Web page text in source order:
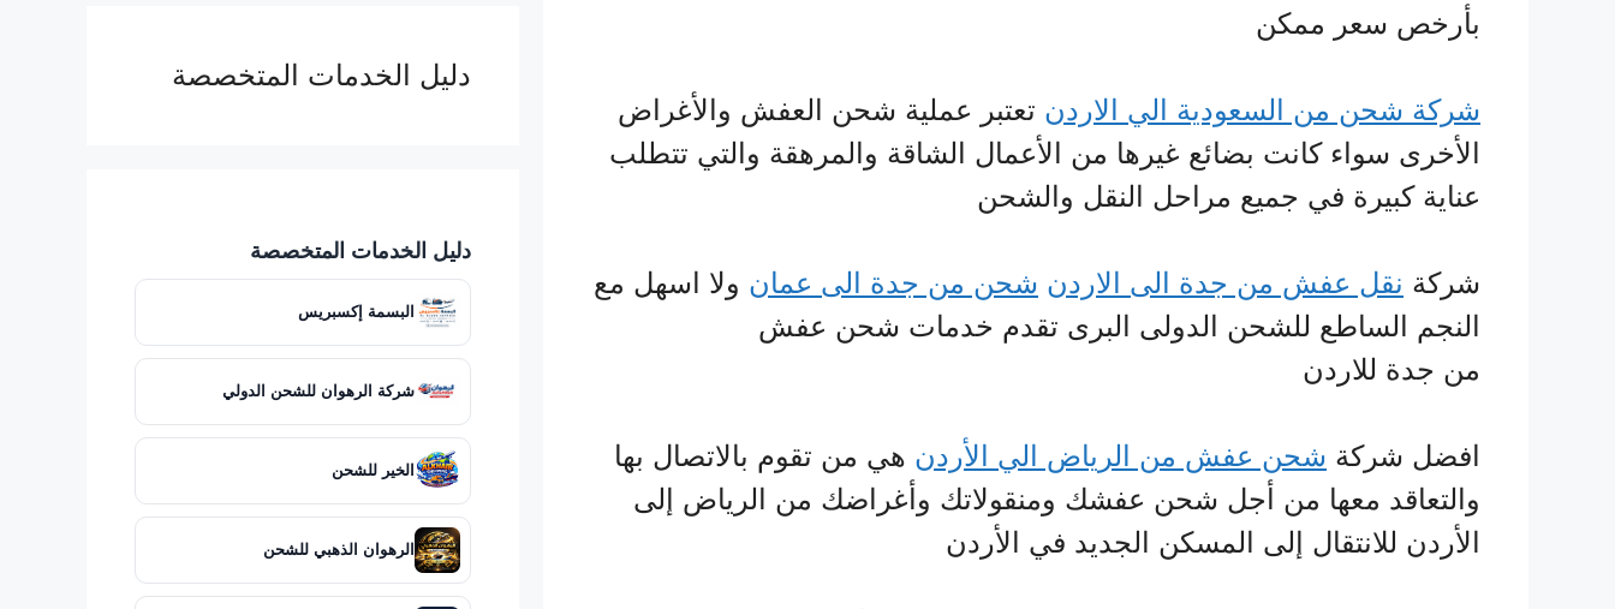
بأرخص سعر ممكن
شركة شحن من السعودية الي الاردن تعتبر عملية شحن العفش والأغراض
الأخرى سواء كانت بضائع غيرها من الأعمال الشاقة والمرهقة والتي تتطلب
عناية كبيرة في جميع مراحل النقل والشحن
شركة نقل عفش من جدة الى الاردن شحن من جدة الى عمان ولا اسهل مع
النجم الساطع للشحن الدولى البرى تقدم خدمات شحن عفش
من جدة للاردن
افضل شركة شحن عفش من الرياض الي الأردن هي من تقوم بالاتصال بها
والتعاقد معها من أجل شحن عفشك ومنقولاتك وأغراضك من الرياض إلى
الأردن للانتقال إلى المسكن الجديد في الأردن
دليل الخدمات المتخصصة
دليل الخدمات المتخصصة
البسمة إكسبريس
شركة الرهوان للشحن الدولي
الخير للشحن
الرهوان الذهبي للشحن